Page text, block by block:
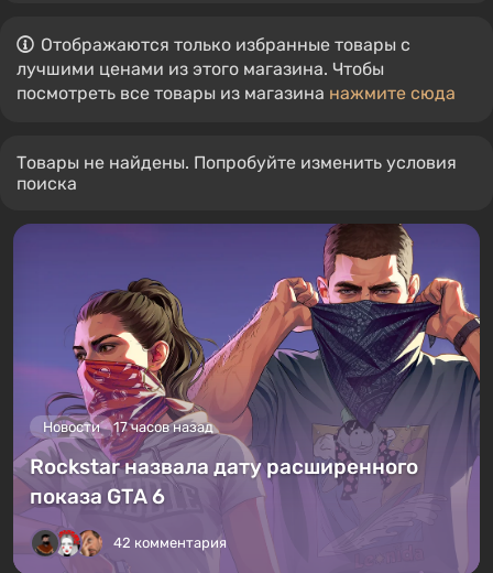
Отображаются только избранные товары с
лучшими ценами из этого магазина. Чтобы
посмотреть все товары из магазина нажмите сюда
Товары не найдены. Попробуйте изменить условия
поиска
Новости 17 часов назад
Rockstar назвала дату расширенного
показа GTA 6
42 комментария